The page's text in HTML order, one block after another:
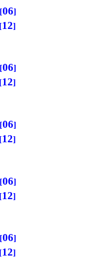
06
12
06
12
06
12
06
12
06
12